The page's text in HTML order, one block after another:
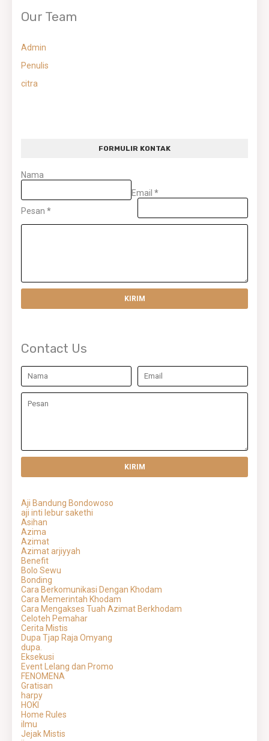
Our Team
Admin
Penulis
citra
FORMULIR KONTAK
Nama
Email *
Pesan *
Contact Us
Aji Bandung Bondowoso
aji inti lebur sakethi
Asihan
Azima
Azimat
Azimat arjiyyah
Benefit
Bolo Sewu
Bonding
Cara Berkomunikasi Dengan Khodam
Cara Memerintah Khodam
Cara Mengakses Tuah Azimat Berkhodam
Celoteh Pemahar
Cerita Mistis
Dupa Tjap Raja Omyang
dupa.
Eksekusi
Event Lelang dan Promo
FENOMENA
Gratisan
harpy
HOKI
Home Rules
ilmu
Jejak Mistis